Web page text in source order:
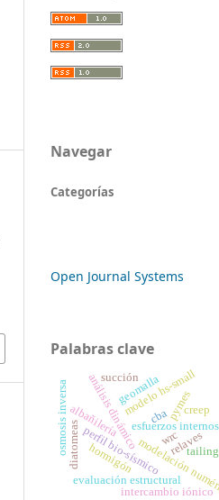
Navegar
Categorías
Open Journal Systems
Palabras clave
modelación
análisis dinámicomodelo hs-small
esfuerzos internos
perfil bio-sísmico
evaluación estructural
pymes
albañilería
osmosis inversa
intercambio iónico
hormigón
wrc
cba
geomalla
diatomeas
creep
succión
relaves